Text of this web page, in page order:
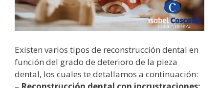
Existen varios tipos de reconstrucción dental en
función del grado de deterioro de la pieza
dental, los cuales te detallamos a continuación: